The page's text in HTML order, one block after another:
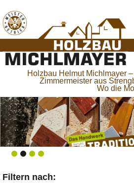
Holzbau Helmut Michlmayer
Zimmermeister aus
Wo die
Filtern nach: